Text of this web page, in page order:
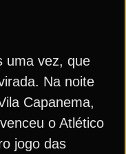
uma vez, que
Na noite
Capanema,
o Atlético
jogo das